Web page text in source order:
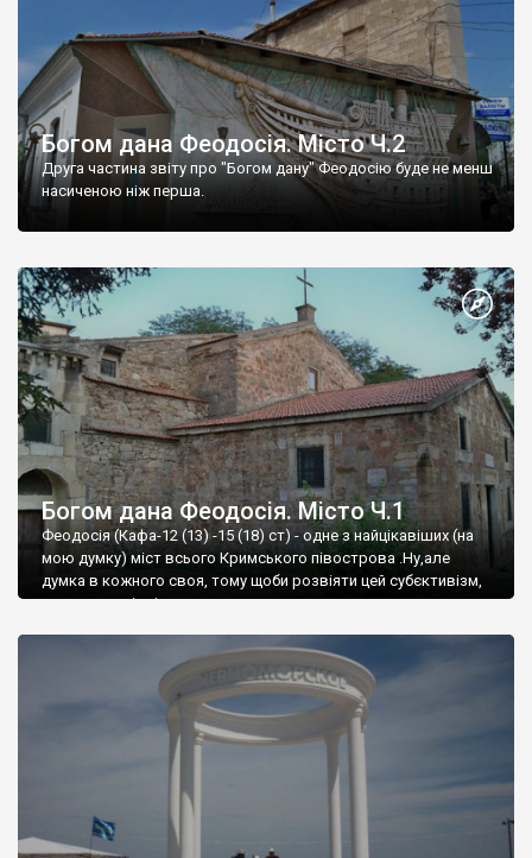
Богом дана Феодосія. Місто Ч.2
Друга частина звіту про "Богом дану" Феодосію буде не менш
насиченою ніж перша.
Богом дана Феодосія. Місто Ч.1
Феодосія (Кафа-12 (13) -15 (18) ст) - одне з найцікавіших (на
мою думку) міст всього Кримського півострова .Ну,але
думка в кожного своя, тому щоби розвіяти цей субєктивізм,
запрошую відвідати це